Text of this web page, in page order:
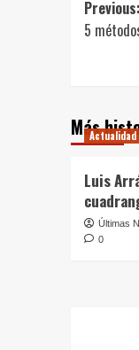
Post
Previous:
5
MásActualidad
Luis
Últimas
0